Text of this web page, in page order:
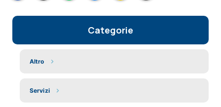
Categorie
Altro
Servizi